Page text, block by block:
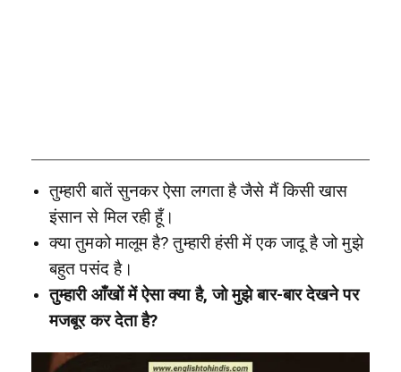
तुम्हारी बातें सुनकर ऐसा लगता है जैसे मैं किसी खास
इंसान से मिल रही हूँ।
क्या तुमको मालूम है? तुम्हारी हंसी में एक जादू है जो मुझे
बहुत पसंद है।
तुम्हारी आँखों में ऐसा क्या है, जो मुझे बार-बार देखने पर
मजबूर कर देता है?